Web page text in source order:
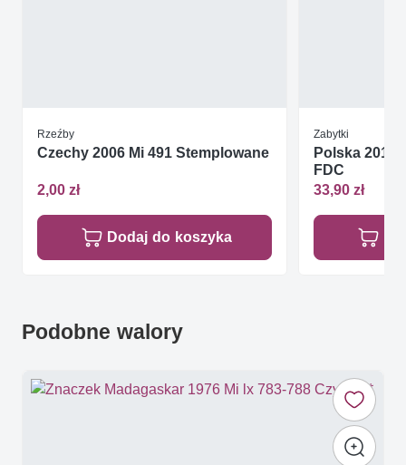
Rzeźby
Czechy 2006 Mi 491 Stemplowane
2,00 zł
Dodaj do koszyka
Zabytki
Polska 2015
FDC
33,90 zł
Podobne walory